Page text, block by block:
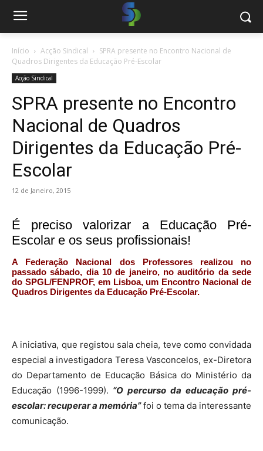
Início Acção Sindical
SPRA presente no Encontro Nacional de
Quadros Dirigentes da Educação Pré-Escolar
Acção Sindical
SPRA presente no Encontro
Nacional de Quadros
Dirigentes da Educação Pré-
Escolar
12 de Janeiro, 2015
É preciso valorizar a Educação Pré-
Escolar e os seus profissionais!
A Federação Nacional dos Professores realizou no
passado sábado, dia 10 de janeiro, no auditório da sede
do SPGL/FENPROF, em Lisboa, um Encontro Nacional de
Quadros Dirigentes da Educação Pré-Escolar.
A iniciativa, que registou sala cheia, teve como convidada
especial a investigadora Teresa Vasconcelos, ex-Diretora
do Departamento de Educação Básica do Ministério da
Educação (1996-1999). “O percurso da educação pré-
escolar: recuperar a memória”foi o tema da interessante
comunicação.